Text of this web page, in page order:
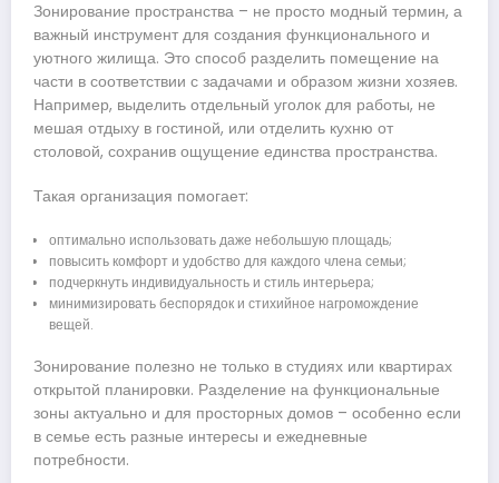
Зонирование пространства – не просто модный термин, а
важный инструмент для создания функционального и
уютного жилища. Это способ разделить помещение на
части в соответствии с задачами и образом жизни хозяев.
Например, выделить отдельный уголок для работы, не
мешая отдыху в гостиной, или отделить кухню от
столовой, сохранив ощущение единства пространства.
Такая организация помогает:
оптимально использовать даже небольшую площадь;
повысить комфорт и удобство для каждого члена семьи;
подчеркнуть индивидуальность и стиль интерьера;
минимизировать беспорядок и стихийное нагромождение
вещей.
Зонирование полезно не только в студиях или квартирах
открытой планировки. Разделение на функциональные
зоны актуально и для просторных домов – особенно если
в семье есть разные интересы и ежедневные
потребности.